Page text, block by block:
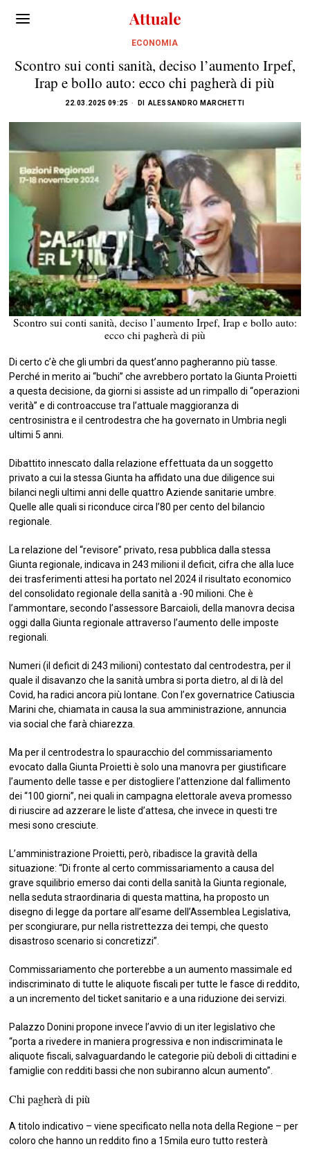
ECONOMIA
Scontro sui conti sanità, deciso l’aumento Irpef,
Irap e bollo auto: ecco chi pagherà di più
22.03.2025 09:25 DI ALESSANDRO MARCHETTI
Scontro sui conti sanità, deciso l’aumento Irpef, Irap e bollo auto:
ecco chi pagherà di più
Di certo c’è che gli umbri da quest’anno pagheranno più tasse.
Perché in merito ai “buchi” che avrebbero portato la Giunta Proietti
a questa decisione, da giorni si assiste ad un rimpallo di “operazioni
verità” e di controaccuse tra l’attuale maggioranza di
centrosinistra e il centrodestra che ha governato in Umbria negli
ultimi 5 anni.
Dibattito innescato dalla relazione effettuata da un soggetto
privato a cui la stessa Giunta ha affidato una due diligence sui
bilanci negli ultimi anni delle quattro Aziende sanitarie umbre.
Quelle alle quali si riconduce circa l’80 per cento del bilancio
regionale.
La relazione del “revisore” privato, resa pubblica dalla stessa
Giunta regionale, indicava in 243 milioni il deficit, cifra che alla luce
dei trasferimenti attesi ha portato nel 2024 il risultato economico
del consolidato regionale della sanità a -90 milioni. Che è
l’ammontare, secondo l’assessore Barcaioli, della manovra decisa
oggi dalla Giunta regionale attraverso l’aumento delle imposte
regionali.
Numeri (il deficit di 243 milioni) contestato dal centrodestra, per il
quale il disavanzo che la sanità umbra si porta dietro, al di là del
Covid, ha radici ancora più lontane. Con l’ex governatrice Catiuscia
Marini che, chiamata in causa la sua amministrazione, annuncia
via social che farà chiarezza.
Ma per il centrodestra lo spauracchio del commissariamento
evocato dalla Giunta Proietti è solo una manovra per giustificare
l’aumento delle tasse e per distogliere l’attenzione dal fallimento
dei “100 giorni”, nei quali in campagna elettorale aveva promesso
di riuscire ad azzerare le liste d’attesa, che invece in questi tre
mesi sono cresciute.
L’amministrazione Proietti, però, ribadisce la gravità della
situazione: “Di fronte al certo commissariamento a causa del
grave squilibrio emerso dai conti della sanità la Giunta regionale,
nella seduta straordinaria di questa mattina, ha proposto un
disegno di legge da portare all’esame dell’Assemblea Legislativa,
per scongiurare, pur nella ristrettezza dei tempi, che questo
disastroso scenario si concretizzi”.
Commissariamento che porterebbe a un aumento massimale ed
indiscriminato di tutte le aliquote fiscali per tutte le fasce di reddito,
a un incremento del ticket sanitario e a una riduzione dei servizi.
Palazzo Donini propone invece l’avvio di un iter legislativo che
“porta a rivedere in maniera progressiva e non indiscriminata le
aliquote fiscali, salvaguardando le categorie più deboli di cittadini e
famiglie con redditi bassi che non subiranno alcun aumento”.
Chi pagherà di più
A titolo indicativo – viene specificato nella nota della Regione – per
coloro che hanno un reddito fino a 15mila euro tutto resterà